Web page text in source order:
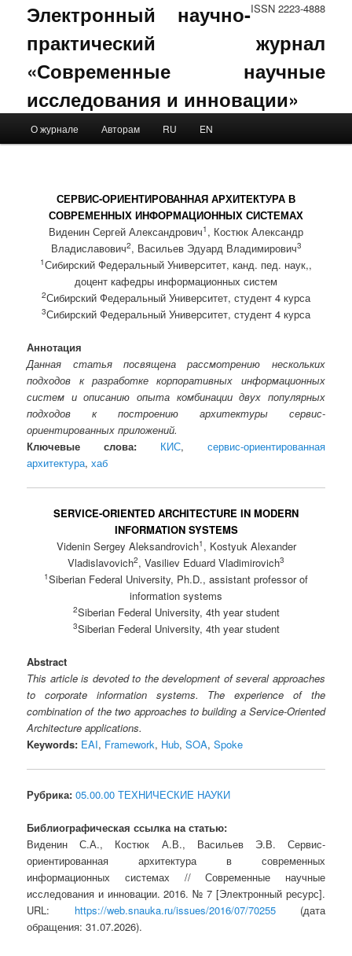
ISSN 2223-4888
Электронный научно-
практический журнал
«Современные научные
исследования и инновации»
Skip to primary content
Skip to secondary content
О журнале Авторам RU EN
СЕРВИС-ОРИЕНТИРОВАННАЯ АРХИТЕКТУРА В
СОВРЕМЕННЫХ ИНФОРМАЦИОННЫХ СИСТЕМАХ
Виденин Сергей Александрович1 , Костюк Александр
Владиславович2, Васильев Эдуард Владимирович3
1Сибирский Федеральный Университет, канд. пед. наук,,
доцент кафедры информационных систем
2Сибирский Федеральный Университет, студент 4 курса
3Сибирский Федеральный Университет, студент 4 курса
Аннотация
Данная статья посвящена рассмотрению нескольких
подходов к разработке корпоративных информационных
систем и описанию опыта комбинации двух популярных
подходов к построению архитектуры сервис-
ориентированных приложений.
Ключевые слова:
КИС, сервис-ориентированная
архитектура,хаб
SERVICE-ORIENTED ARCHITECTURE IN MODERN
INFORMATION SYSTEMS
Videnin Sergey Aleksandrovich1 , Kostyuk Alexander
Vladislavovich2, Vasiliev Eduard Vladimirovich3
1Siberian Federal University, Ph.D., assistant professor of
information systems
2Siberian Federal University, 4th year student
3Siberian Federal University, 4th year student
Abstract
This article is devoted to the development of several approaches
to corporate information systems. The experience of the
combination of the two approaches to building a Service-Oriented
Architecture applications.
Keywords: EAI, Framework, Hub,SOA,Spoke
Рубрика: 05.00.00 ТЕХНИЧЕСКИЕ НАУКИ
Библиографическая ссылка на статью:
Виденин С.А., Костюк А.В., Васильев Э.В. Сервис-
ориентированная архитектура в современных
информационных системах // Современные научные
исследования и инновации. 2016. № 7 [Электронный ресурс].
URL: https://web.snauka.ru/issues/2016/07/70255(дата
обращения: 31.07.2026).